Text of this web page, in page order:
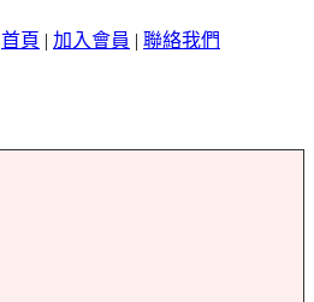
首頁 | 加入會員 | 聯絡我們